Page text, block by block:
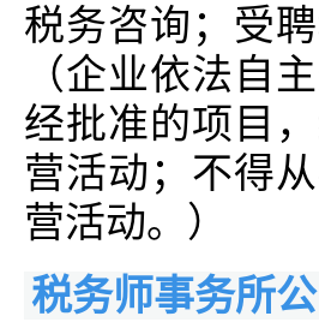
税务咨询；受
（企业依法自
经批准的项目
营活动；不得
营活动。）
税务师事务所